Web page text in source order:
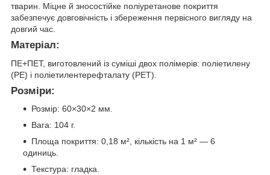
тварин. Міцне й зносостійке поліуретанове покриття
забезпечує довговічність і збереження первісного вигляду на
довгий час.
Матеріал:
ПЕ+ПЕТ, виготовлений із суміші двох полімерів: поліетилену
(PE) і поліетилентерефталату (PET).
Розміри:
Розмір: 60×30×2 мм.
Вага: 104 г.
Площа покриття: 0,18 м², кількість на 1 м² — 6
одиниць.
Текстура: гладка.